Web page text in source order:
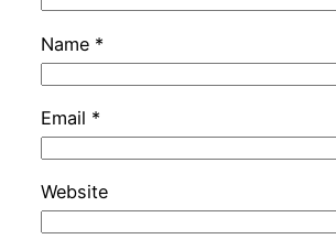
Name *
Email *
Website